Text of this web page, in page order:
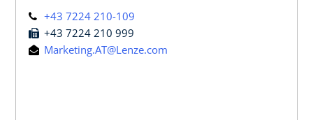
+43 7224 210-109
+43 7224 210 999
Marketing.AT@Lenze.com